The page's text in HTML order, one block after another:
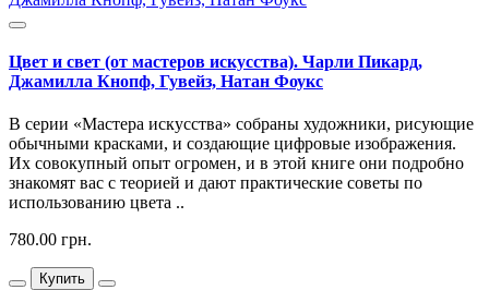
Цвет и свет (от мастеров искусства). Чарли Пикард,
Джамилла Кнопф, Гувейз, Натан Фоукс
В серии «Мастера искусства» собраны художники, рисующие
обычными красками, и создающие цифровые изображения.
Их совокупный опыт огромен, и в этой книге они подробно
знакомят вас с теорией и дают практические советы по
использованию цвета ..
780.00 грн.
Купить